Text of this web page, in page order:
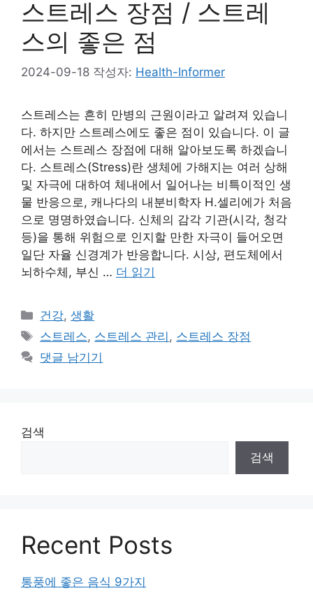
스트레스 장점 / 스트레
스의 좋은 점
2024-09-18 작성자: Health-Informer
스트레스는 흔히 만병의 근원이라고 알려져 있습니
다. 하지만 스트레스에도 좋은 점이 있습니다. 이 글
에서는 스트레스 장점에 대해 알아보도록 하겠습니
다. 스트레스(Stress)란 생체에 가해지는 여러 상해
및 자극에 대하여 체내에서 일어나는 비특이적인 생
물 반응으로, 캐나다의 내분비학자 H.셀리에가 처음
으로 명명하였습니다. 신체의 감각 기관(시각, 청각
등)을 통해 위험으로 인지할 만한 자극이 들어오면
일단 자율 신경계가 반응합니다. 시상, 편도체에서
뇌하수체, 부신 … 더 읽기
카
테
리
건강,생활
태
그
스트레스, 스트레스 관리 , 스트레스 장점
댓글 남기기
검색
검색
Recent Posts
통풍에 좋은 음식 9가지